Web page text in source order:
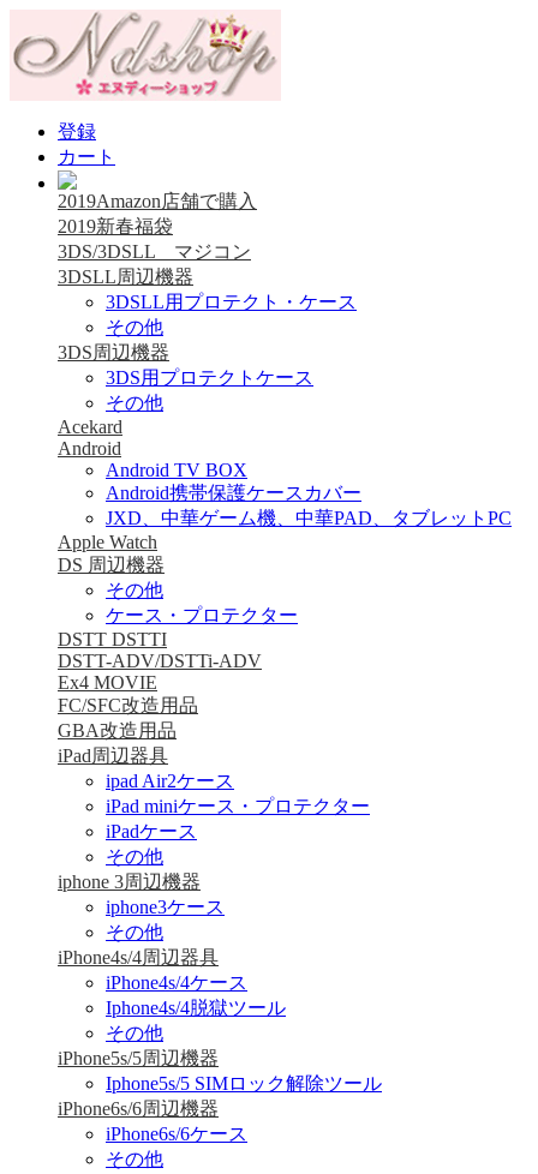
登録
カート
2019Amazon店舗で購入
2019新春福袋
3DS/3DSLL マジコン
3DSLL周辺機器
3DSLL用プロテクト・ケース
その他
3DS周辺機器
3DS用プロテクトケース
その他
Acekard
Android
Android TV BOX
Android携帯保護ケースカバー
JXD、中華ゲーム機、中華PAD、タブレットPC
Apple Watch
DS 周辺機器
その他
ケース・プロテクター
DSTT DSTTI
DSTT-ADV/DSTTi-ADV
Ex4 MOVIE
FC/SFC改造用品
GBA改造用品
iPad周辺器具
ipad Air2ケース
iPad miniケース・プロテクター
iPadケース
その他
iphone 3周辺機器
iphone3ケース
その他
iPhone4s/4周辺器具
iPhone4s/4ケース
Iphone4s/4脱獄ツール
その他
iPhone5s/5周辺機器
Iphone5s/5 SIMロック解除ツール
iPhone6s/6周辺機器
iPhone6s/6ケース
その他